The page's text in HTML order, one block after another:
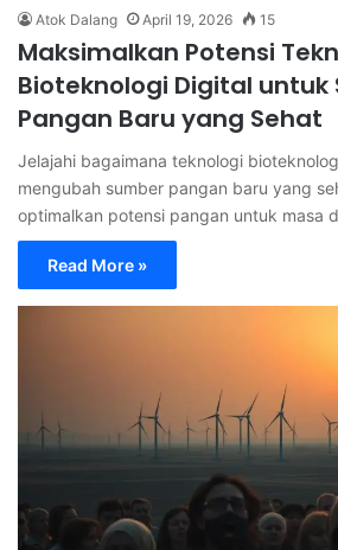
Atok Dalang April 19, 2026 15
Maksimalkan Potensi
Bioteknologi Digital untuk
Pangan Baru yang Sehat
Jelajahi bagaimana teknologi
mengubah sumber pangan baru yang
optimalkan potensi pangan untuk masa
Read More »